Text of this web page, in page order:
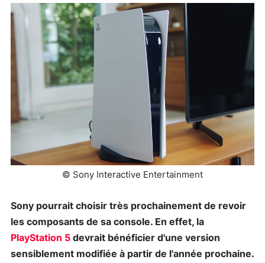
© Sony Interactive Entertainment
Sony pourrait choisir très prochainement de revoir
les composants de sa console. En effet, la
PlayStation 5 devrait bénéficier d'une version
sensiblement modifiée à partir de l'année prochaine.